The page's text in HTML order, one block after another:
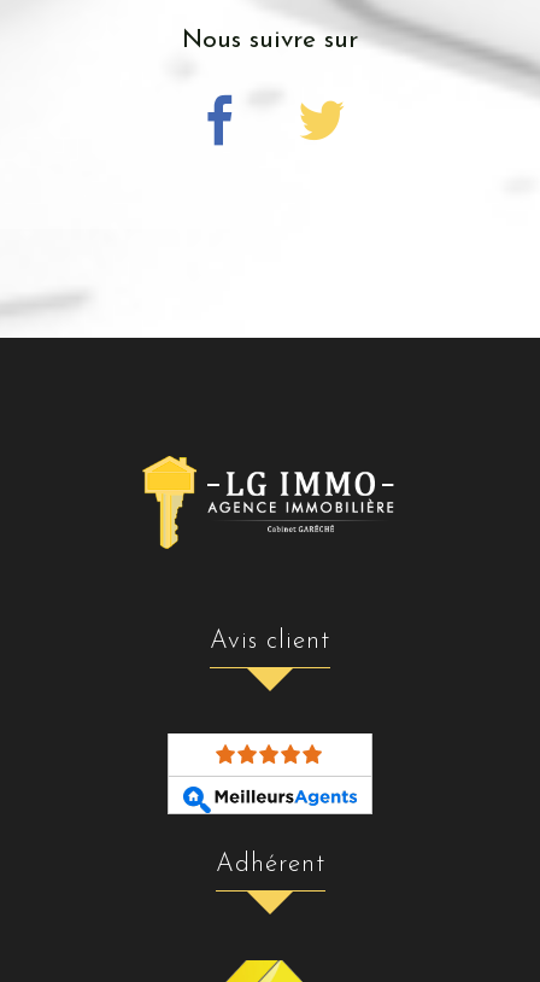
nous suivre sur
avis client
adhérent